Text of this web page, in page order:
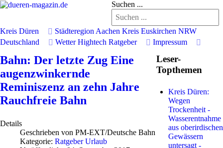
Suchen ...
Kreis Düren Städteregion Aachen Kreis Euskirchen NRW
Deutschland
Wetter Hightech Ratgeber Impressum
Bahn: Der letzte Zug Eine
augenzwinkernde
Reminiszenz an zehn Jahre
Rauchfreie Bahn
Details
Geschrieben von PM-EXT/Deutsche Bahn
Kategorie: Ratgeber Urlaub
Leser-
Topthemen
Kreis Düren:
Wegen
Trockenheit -
Wasserentnahme
aus oberirdischen
Gewässern
untersagt -